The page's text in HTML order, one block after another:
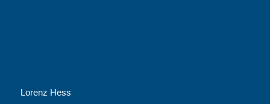
Lorenz Hess